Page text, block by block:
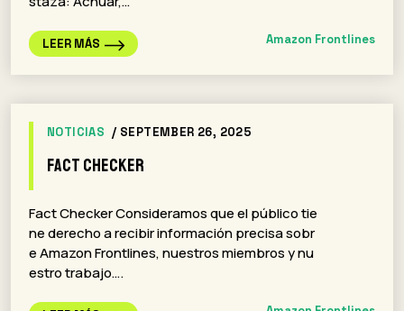
LEER MÁS Amazon Frontlines
NOTICIAS / SEPTEMBER 26, 2025
Fact Checker
Fact Checker Consideramos que el público tie
ne derecho a recibir información precisa sobr
e Amazon Frontlines, nuestros miembros y nu
estro trabajo….